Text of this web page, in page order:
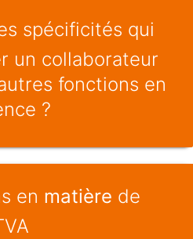
spécificités qui
un collaborateur
fonctions en
?
en matière de